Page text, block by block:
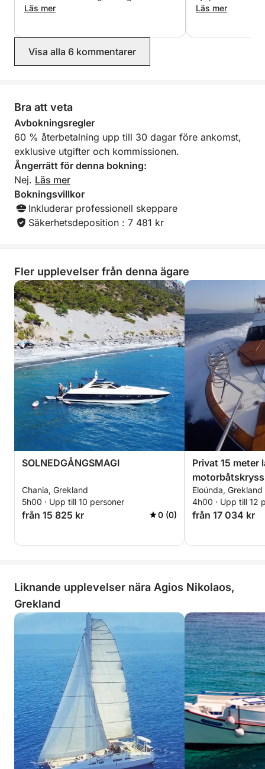
Flexibel avgångstid (på begäran)
Perfekt för:
som känns helt och hållet din.
utmärkt. Verkligen en fröjd, och stort
Läs mer
drycker var
Läs mer
Visa alla 6 kommentarer
Bra att veta
Avbokningsregler
60 % återbetalning upp till 30 dagar före ankomst,
exklusive utgifter och kommissionen.
Ångerrätt för denna bokning:
Nej. Läs mer
Bokningsvillkor
Inkluderar professionell skeppare
Säkerhetsdeposition : 7 481 kr
Fler upplevelser från denna ägare
SOLNEDGÅNGSMAGI
Chania, Grekland
5h00 · Upp till 10 personer
från 15 825 kr 0 (0)
Privat 15 meter
hamn till
Eloúnda, Grekland
4h00 · Upp till 12
från 17 034 kr
Liknande upplevelser nära Agios Nikolaos,
Grekland